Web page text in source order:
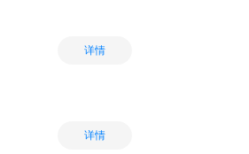
详情
详情